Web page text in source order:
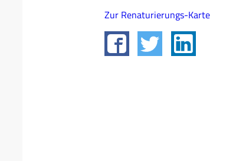
Zur Renaturierungs-Karte